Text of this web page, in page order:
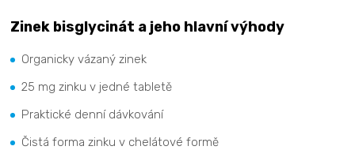
Zinek bisglycinát a jeho hlavní výhody
Organicky vázaný zinek
25 mg zinku v jedné tabletě
Praktické denní dávkování
Čistá forma zinku v chelátové formě